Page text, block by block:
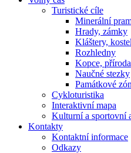
Turistické cíle
Minerální
Hrady, zámky
Kláštery,
Rozhledny
Kopce, příroda
Naučné stezky
Památkové
Cykloturistika
Interaktivní mapa
Kulturní a sportovní
Kontakty
Kontaktní informace
Odkazy